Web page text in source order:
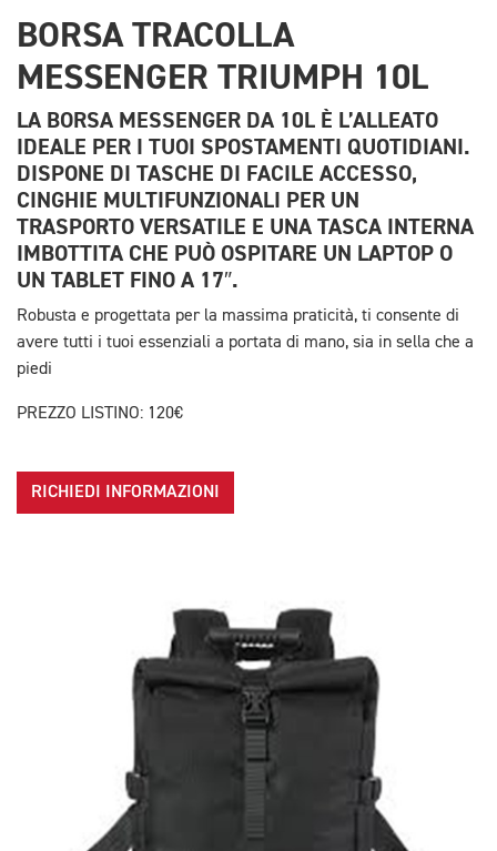
BORSA TRACOLLA
MESSENGER TRIUMPH 10L
LA BORSA MESSENGER DA 10L È L’ALLEATO
IDEALE PER I TUOI SPOSTAMENTI QUOTIDIANI.
DISPONE DI TASCHE DI FACILE ACCESSO,
CINGHIE MULTIFUNZIONALI PER UN
TRASPORTO VERSATILE E UNA TASCA INTERNA
IMBOTTITA CHE PUÒ OSPITARE UN LAPTOP O
UN TABLET FINO A 17″.
Robusta e progettata per la massima praticità, ti consente di
avere tutti i tuoi essenziali a portata di mano, sia in sella che a
piedi
PREZZO LISTINO: 120€
RICHIEDI INFORMAZIONI